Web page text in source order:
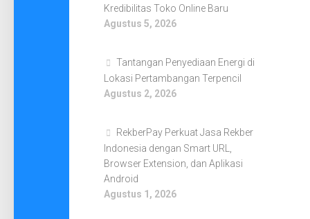
Kredibilitas Toko Online Baru
Agustus 5, 2026
Tantangan Penyediaan Energi di
Lokasi Pertambangan Terpencil
Agustus 2, 2026
RekberPay Perkuat Jasa Rekber
Indonesia dengan Smart URL,
Browser Extension, dan Aplikasi
Android
Agustus 1, 2026